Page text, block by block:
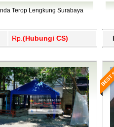
Wakatobi, Waropen, Way
Terop Lengkung Surabaya
Rp. (Hubungi CS)